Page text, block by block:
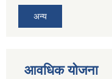
अन्य
आवधिक योजना